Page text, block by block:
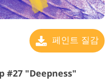
페인트 질감
#27 "Deepness"